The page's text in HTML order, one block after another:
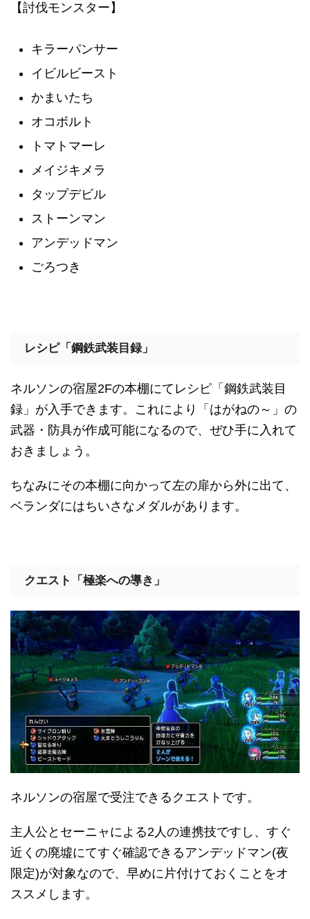
【討伐モンスター】
キラーパンサー
イビルビースト
かまいたち
オコボルト
トマトマーレ
メイジキメラ
タップデビル
ストーンマン
アンデッドマン
ごろつき
レシピ「鋼鉄武装目録」
ネルソンの宿屋2Fの本棚にてレシピ「鋼鉄武装目
録」が入手できます。これにより「はがねの～」の
武器・防具が作成可能になるので、ぜひ手に入れて
おきましょう。
ちなみにその本棚に向かって左の扉から外に出て、
ベランダにはちいさなメダルがあります。
クエスト「極楽への導き」
ネルソンの宿屋で受注できるクエストです。
主人公とセーニャによる2人の連携技ですし、すぐ
近くの廃墟にてすぐ確認できるアンデッドマン(夜
限定)が対象なので、早めに片付けておくことをオ
ススメします。